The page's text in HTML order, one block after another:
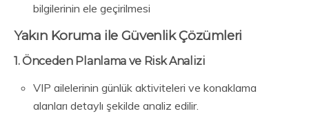
bilgilerinin ele geçirilmesi
Yakın Koruma ile Güvenlik Çözümleri
1. Önceden Planlama ve Risk Analizi
VIP ailelerinin günlük aktiviteleri ve konaklama
alanları detaylı şekilde analiz edilir.